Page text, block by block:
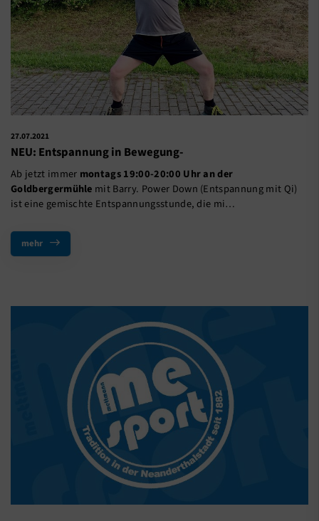
27.07.2021
NEU: Entspannung in Bewegung-
Ab jetzt immer montags 19:00-20:00 Uhr an der
Goldbergermühle mit Barry. Power Down (Entspannung mit Qi)
ist eine gemischte Entspannungsstunde, die mi…
mehr